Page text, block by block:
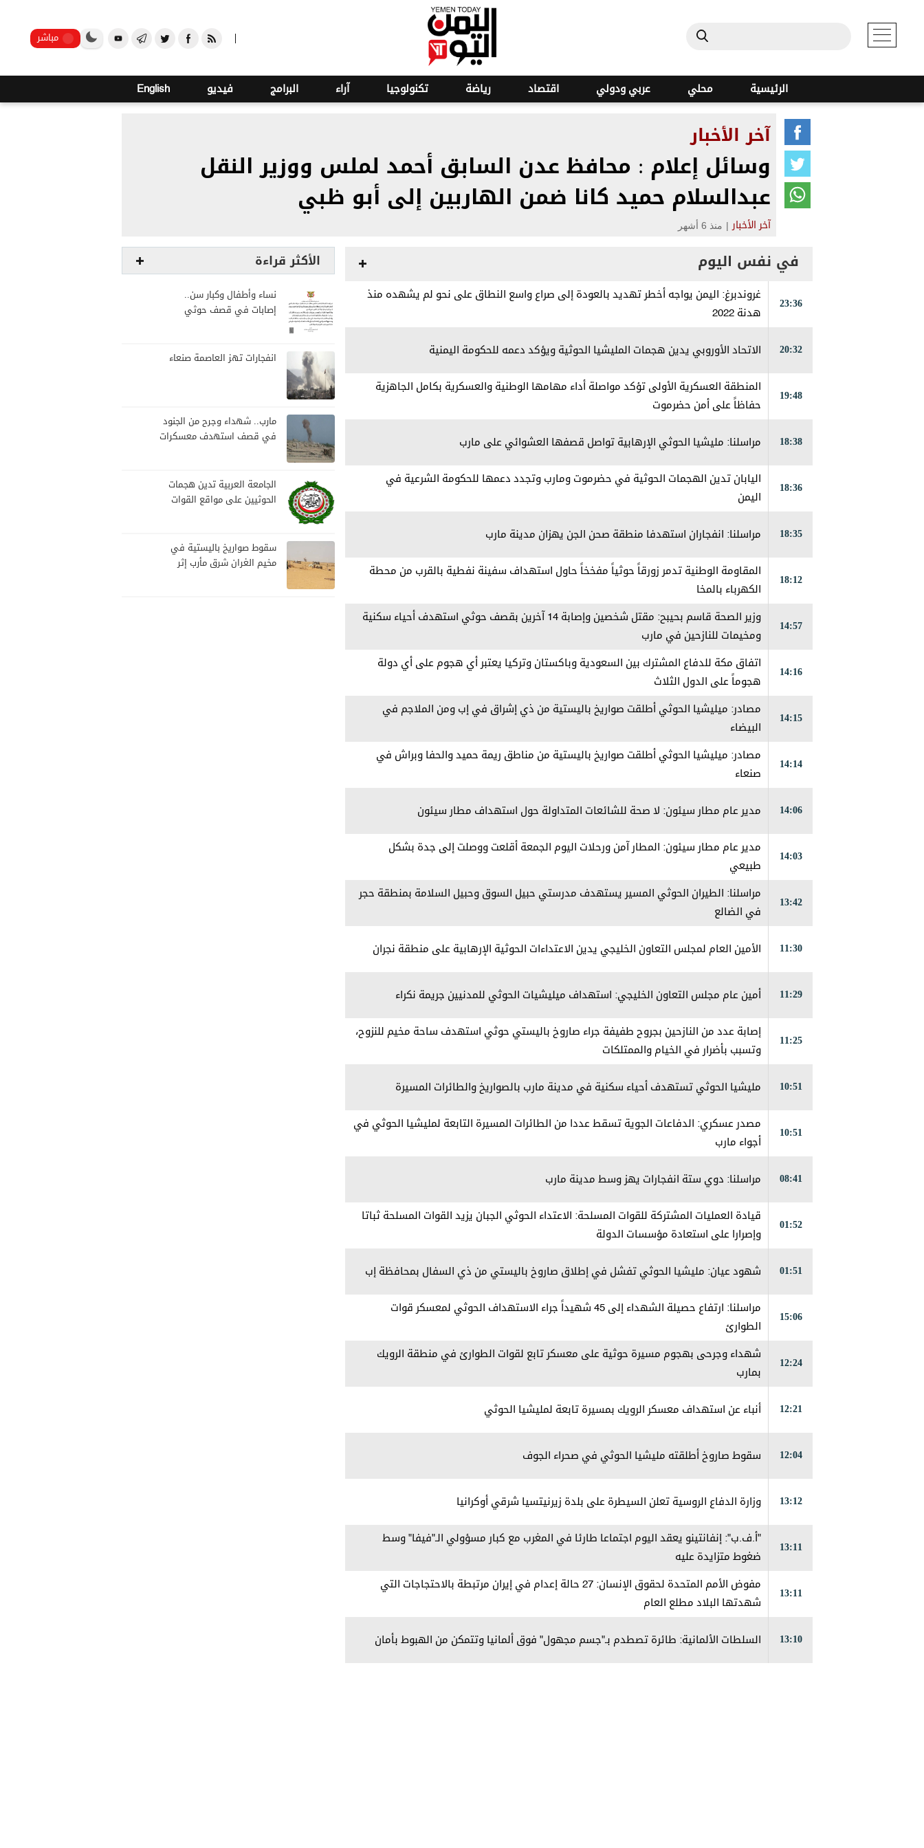
صنعاء مباشر
الرئيسية محلي عربي ودولي اقتصاد رياضة تكنولوجيا آراء البرامج فيديو English
آخر الأخبار
وسائل إعلام : محافظ عدن السابق أحمد لملس ووزير النقل
عبدالسلام حميد كانا ضمن الهاربين إلى أبو ظبي
آخر الأخبار | منذ 6 أشهر
في نفس اليوم
23:36
غروندبرغ: اليمن يواجه أخطر تهديد بالعودة إلى صراع واسع النطاق على نحو لم يشهده منذ
هدنة 2022
20:32 الاتحاد الأوروبي يدين هجمات المليشيا الحوثية ويؤكد دعمه للحكومة اليمنية
19:48
المنطقة العسكرية الأولى تؤكد مواصلة أداء مهامها الوطنية والعسكرية بكامل الجاهزية
حفاظاً على أمن حضرموت
18:38 مراسلنا: مليشيا الحوثي الإرهابية تواصل قصفها العشوائي على مارب
18:36
اليابان تدين الهجمات الحوثية في حضرموت ومارب وتجدد دعمها للحكومة الشرعية في
اليمن
18:35 مراسلنا: انفجاران استهدفا منطقة صحن الجن يهزان مدينة مارب
18:12
المقاومة الوطنية تدمر زورقاً حوثياً مفخخاً حاول استهداف سفينة نفطية بالقرب من محطة
الكهرباء بالمخا
14:57
وزير الصحة قاسم بحيبح: مقتل شخصين وإصابة 14 آخرين بقصف حوثي استهدف أحياء سكنية
ومخيمات للنازحين في مارب
14:16
اتفاق مكة للدفاع المشترك بين السعودية وباكستان وتركيا يعتبر ‏أي هجوم على أي دولة
هجوماً على الدول الثلاث
14:15
مصادر: ميليشيا الحوثي أطلقت صواريخ باليستية من ذي إشراق في إب ومن الملاجم في
البيضاء
14:14
مصادر: ميليشيا الحوثي أطلقت صواريخ باليستية من مناطق ريمة حميد والحفا وبراش في
صنعاء
14:06 مدير عام مطار سيئون: لا صحة للشائعات المتداولة حول استهداف مطار سيئون
14:03
مدير عام مطار سيئون: المطار آمن ورحلات اليوم الجمعة أقلعت ووصلت إلى جدة بشكل
طبيعي
13:42
مراسلنا: الطيران الحوثي المسير يستهدف مدرستي حبيل السوق وحبيل السلامة بمنطقة حجر
في الضالع
11:30 الأمين العام لمجلس التعاون الخليجي يدين الاعتداءات الحوثية الإرهابية على منطقة نجران
11:29 أمين عام مجلس التعاون الخليجي: استهداف ميليشيات الحوثي للمدنيين جريمة نكراء
11:25
إصابة عدد من النازحين بجروح طفيفة جراء صاروخ باليستي حوثي استهدف ساحة مخيم للنزوح،
وتسبب بأضرار في الخيام والممتلكات
10:51 مليشيا الحوثي تستهدف أحياء سكنية في مدينة مارب بالصواريخ والطائرات المسيرة
10:51
مصدر عسكري: الدفاعات الجوية تسقط عددا من الطائرات المسيرة التابعة لمليشيا الحوثي في
أجواء مارب
08:41 مراسلنا: دوي ستة انفجارات يهز وسط مدينة مارب
01:52
قيادة العمليات المشتركة للقوات المسلحة: الاعتداء الحوثي الجبان يزيد القوات المسلحة ثباتا
وإصرارا على استعادة مؤسسات الدولة
01:51 شهود عيان: ‏مليشيا الحوثي تفشل في إطلاق صاروخ باليستي من ذي السفال بمحافظة إب
15:06
مراسلنا: ارتفاع حصيلة الشهداء إلى 45 شهيداً جراء الاستهداف الحوثي لمعسكر قوات
الطوارئ
12:24
شهداء وجرحى بهجوم مسيرة حوثية على معسكر تابع لقوات الطوارئ في منطقة الرويك
بمارب
12:21 أنباء عن استهداف معسكر الرويك بمسيرة تابعة لمليشيا الحوثي
12:04 سقوط صاروخ أطلقته مليشيا الحوثي في صحراء الجوف
13:12 وزارة الدفاع الروسية تعلن السيطرة على بلدة زيرنيتسيا شرقي أوكرانيا
13:11
"أ.ف.ب": إنفانتينو يعقد اليوم اجتماعا طارئا في المغرب مع كبار مسؤولي الـ"فيفا" وسط
ضغوط متزايدة عليه
13:11
مفوض الأمم المتحدة لحقوق الإنسان: 27 حالة إعدام في إيران مرتبطة بالاحتجاجات التي
شهدتها البلاد مطلع العام
13:10 السلطات الألمانية: طائرة تصطدم بـ"جسم مجهول" فوق ألمانيا وتتمكن من الهبوط بأمان
الأكثر قراءة
نساء وأطفال وكبار سن..
إصابات في قصف حوثي
انفجارات تهز العاصمة صنعاء
مارب.. شهداء وجرح من الجنود
في قصف استهدف معسكرات
الجامعة العربية تدين هجمات
الحوثيين على مواقع القوات
سقوط صواريخ باليستية في
مخيم الغران شرق مأرب إثر